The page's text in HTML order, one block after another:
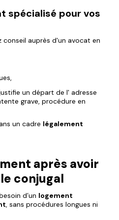
spécialisé pour vos
auprès d'un avocat en
un départ de l' adresse
grave, procédure en
un cadre légalement
après avoir
conjugal
d’un logement
, sans procédures longues ni